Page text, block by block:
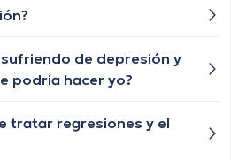
de depresión y
podria hacer yo?
tratar regresiones y el